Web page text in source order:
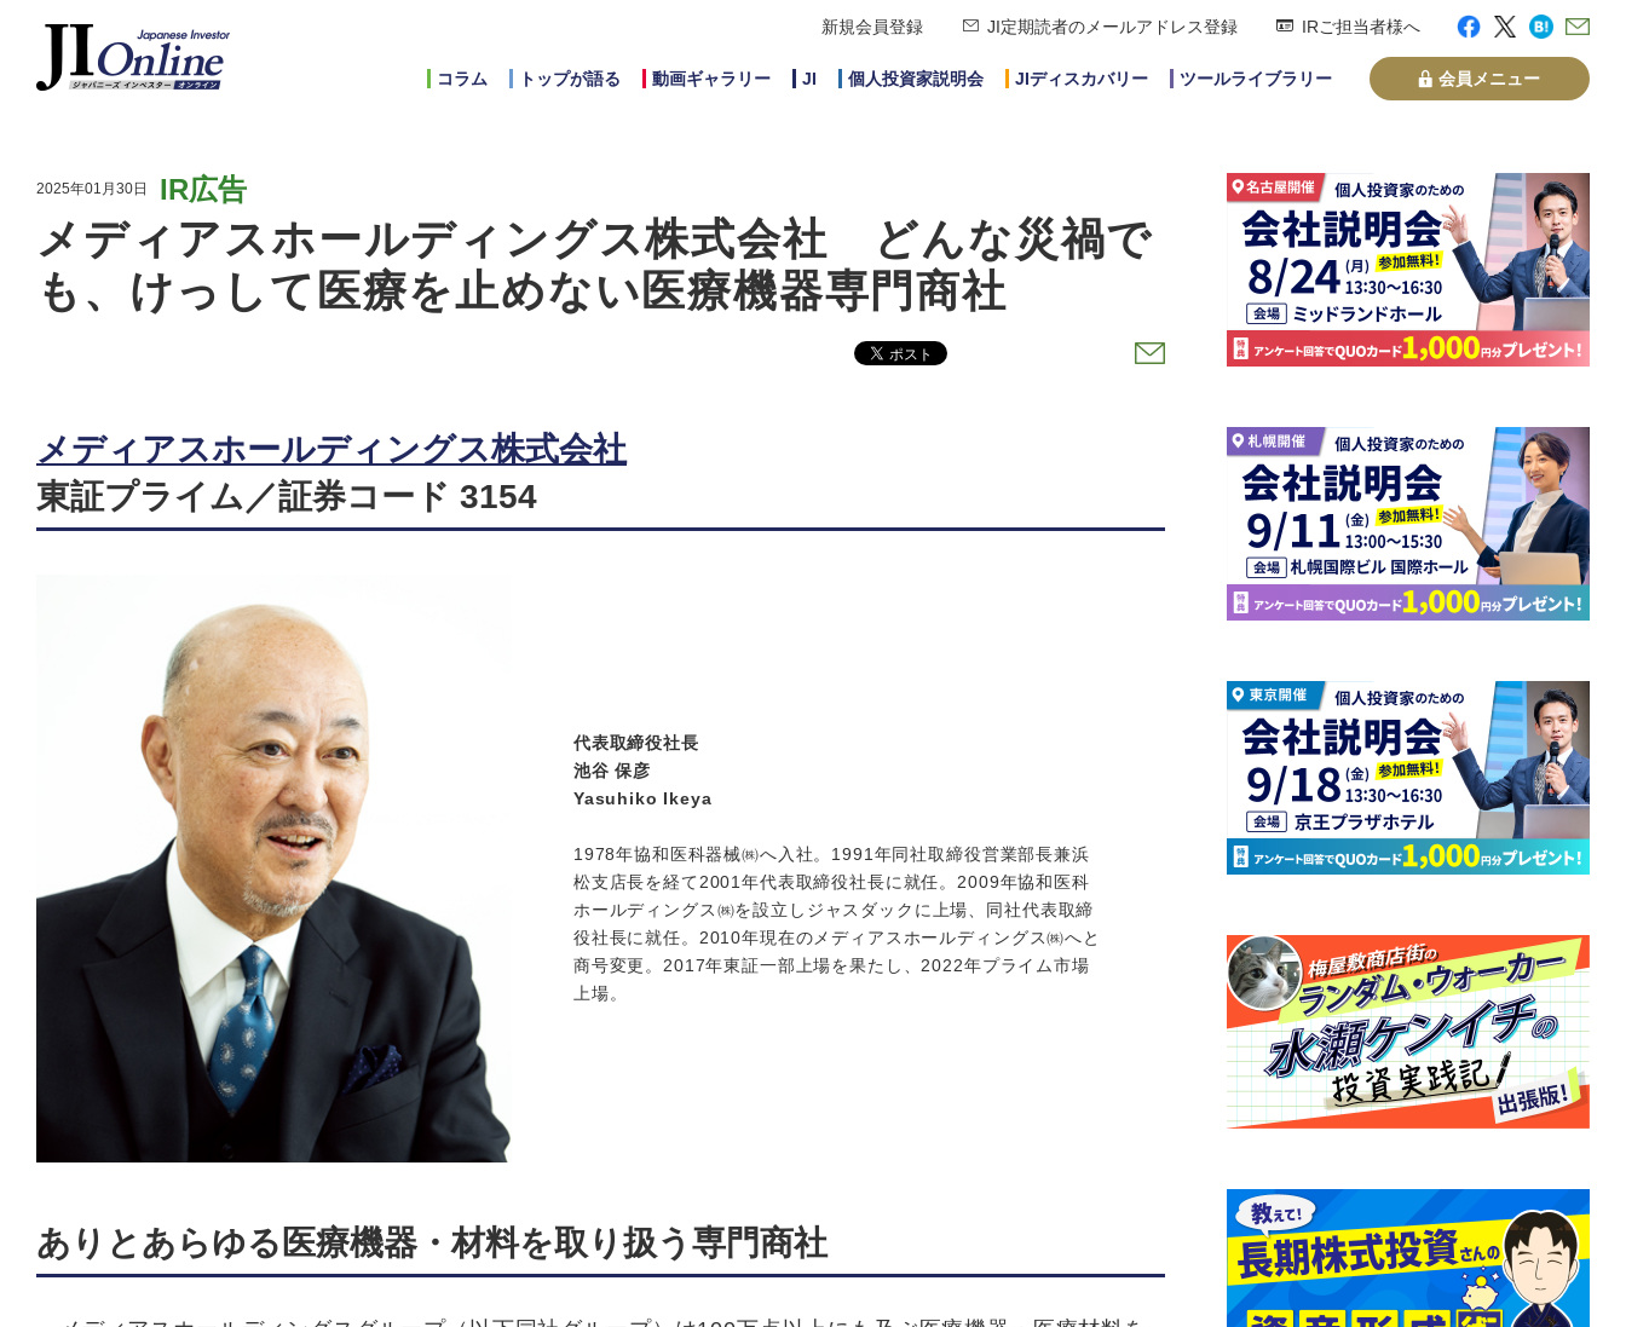
新規会員登録 JI定期読者のメールアドレス登録 IRご担当者様へ
コラム トップが語る 動画ギャラリー JI 個人投資家説明会 JIディスカバリー ツールライブラリー 会員メニュー
2025年01月30日 IR広告
メディアスホールディングス株式会社 どんな災禍で
も、けっして医療を止めない医療機器専門商社
メディアスホールディングス株式会社
東証プライム／証券コード 3154
代表取締役社長
池谷 保彦
Yasuhiko Ikeya
1978年協和医科器械㈱へ入社。1991年同社取締役営業部長兼浜
松支店長を経て2001年代表取締役社長に就任。2009年協和医科
ホールディングス㈱を設立しジャスダックに上場、同社代表取締
役社長に就任。2010年現在のメディアスホールディングス㈱へと
商号変更。2017年東証一部上場を果たし、2022年プライム市場
上場。
ありとあらゆる医療機器・材料を取り扱う専門商社